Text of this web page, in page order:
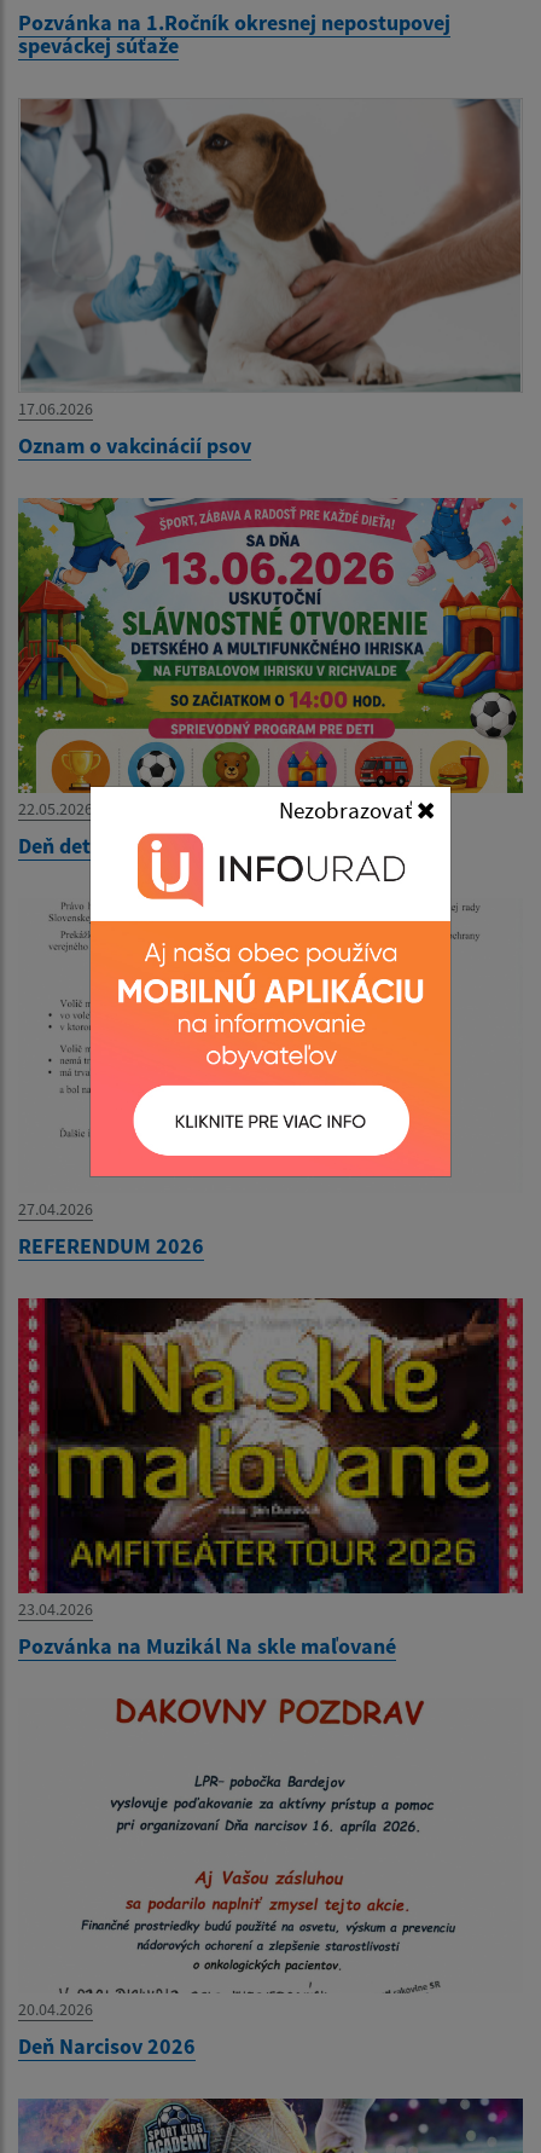
Nezobrazovať
Pozvánka na 1.Ročník okresnej nepostupovej
speváckej súťaže
17.06.2026
Oznam o vakcinácií psov
22.05.2026
Deň detí 2026
27.04.2026
REFERENDUM 2026
23.04.2026
Pozvánka na Muzikál Na skle maľované
20.04.2026
Deň Narcisov 2026